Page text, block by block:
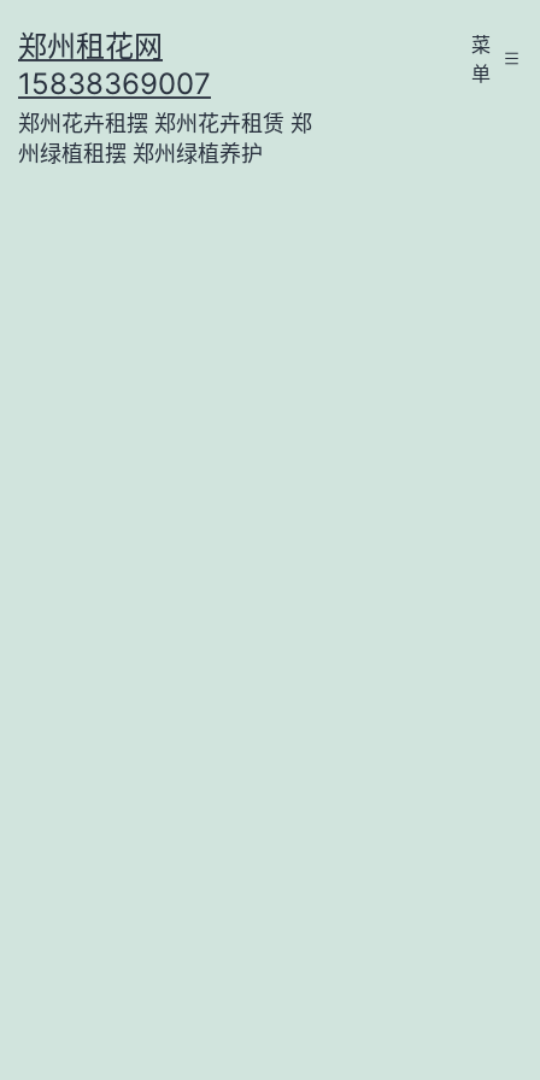
至
内
容
郑州租花网
15838369007
郑州花卉租摆 郑州花卉租赁 郑
州绿植租摆 郑州绿植养护
菜
单